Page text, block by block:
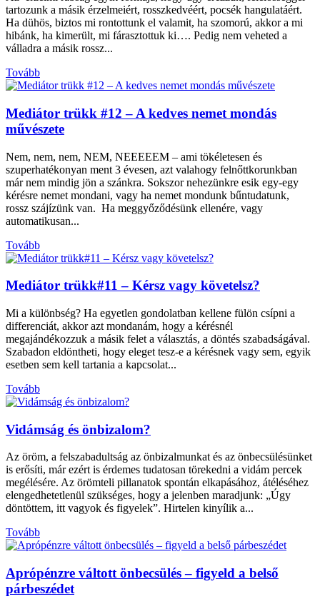
tartozunk a másik érzelmeiért, rosszkedvéért, pocsék hangulatáért.
Ha dühös, biztos mi rontottunk el valamit, ha szomorú, akkor a mi
hibánk, ha kimerült, mi fárasztottuk ki…. Pedig nem veheted a
válladra a másik rossz...
Tovább
Mediátor trükk #12 – A kedves nemet mondás
művészete
Nem, nem, nem, NEM, NEEEEEM – ami tökéletesen és
szuperhatékonyan ment 3 évesen, azt valahogy felnőttkorunkban
már nem mindig jön a szánkra. Sokszor nehezünkre esik egy-egy
kérésre nemet mondani, vagy ha nemet mondunk bűntudatunk,
rossz szájízünk van. Ha meggyőződésünk ellenére, vagy
automatikusan...
Tovább
Mediátor trükk#11 – Kérsz vagy követelsz?
Mi a különbség? Ha egyetlen gondolatban kellene fülön csípni a
differenciát, akkor azt mondanám, hogy a kérésnél
megajándékozzuk a másik felet a választás, a döntés szabadságával.
Szabadon eldöntheti, hogy eleget tesz-e a kérésnek vagy sem, egyik
esetben sem kell tartania a kapcsolat...
Tovább
Vidámság és önbizalom?
Az öröm, a felszabadultság az önbizalmunkat és az önbecsülésünket
is erősíti, már ezért is érdemes tudatosan törekedni a vidám percek
megélésére. Az örömteli pillanatok spontán elkapásához, átéléséhez
elengedhetetlenül szükséges, hogy a jelenben maradjunk: „Úgy
döntöttem, itt vagyok és figyelek”. Hirtelen kinyílik a...
Tovább
Aprópénzre váltott önbecsülés – figyeld a belső
párbeszédet